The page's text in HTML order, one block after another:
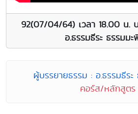
92(07/04/64) เวลา 18.00 น.
อ.ธรรมธีระ ธรรมม
ผู้บรรยายธรรม : อ.ธรรมธีร
คอร์ส/หลักสูตร